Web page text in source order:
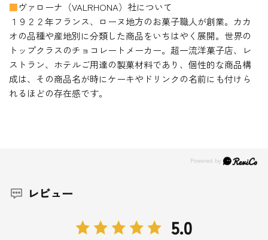
■ヴァローナ（VALRHONA）社について
１９２２年フランス、ローヌ地方のお菓子職人が創業。カカ
オの品種や産地別に分類した商品をいちはやく展開。世界の
トップクラスのチョコレートメーカー。超一流洋菓子店、レ
ストラン、ホテルご用達の製菓材料であり、個性的な商品構
成は、その商品名が時にケーキやドリンクの名前にも付けら
れるほどの存在感です。
レビュー
5.0